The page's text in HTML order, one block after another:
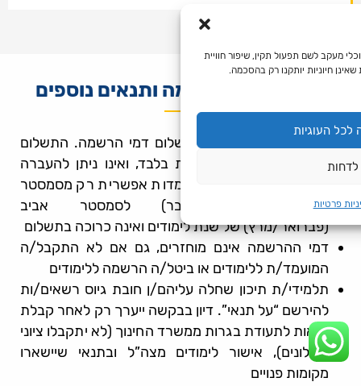
מעקב לשם תפעול תקין, שיפור חוויית
חיוניות יותקנו רק בהסכמה.
העוגיות
לדחות
פרטיות
תשלום דמי הרשמה ותנאים נוספים
כל מועמד/ת חייב/ת בתשלום דמי הרשמה. התשלום
תקף לשנה אקדמית אחת בלבד, ואינו ניתן להעברה
משנה לשנה, דחיית המועמדות אפשרית רק מסמסטר
חורף (אוקטובר/נובמבר) לסמסטר אביב
(פברואר/מרץ) של שנת לימודים ואינה כרוכה בתשלום
דמי ההרשמה אינם מוחזרים, גם אם לא התקבל/ה
המועמד/ת ללימודים או ביטל/ה הרשמה ללימודים
תלמידי/ת תיכון שחלה עליהם/ן חובת גיוס רשאים/ות
להירשם “על תנאי”. דיון בבקשה ייערך רק לאחר קבלת
זכאות לתעודת בגרות ממשרד החינוך (לא יתקבלו ציוני
שאלונים), אישור לימודים מצה”ל ובתנאי שיישארו
מקומות פנויים